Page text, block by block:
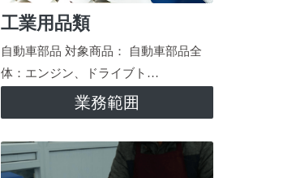
工業用品類
自動車部品 対象商品： 自動車部品全
体：エンジン、ドライブト…
業務範囲